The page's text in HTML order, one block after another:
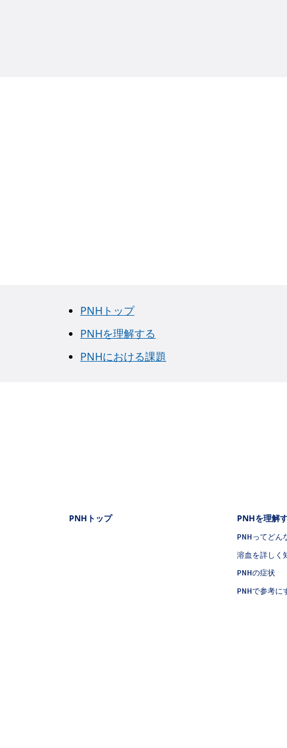
PNHトップ
PNHを理解する
PNHにおける課題
PNHトップ PNHを理解
PNHってどん
溶血を詳しく
PNHの症状
PNHで参考に